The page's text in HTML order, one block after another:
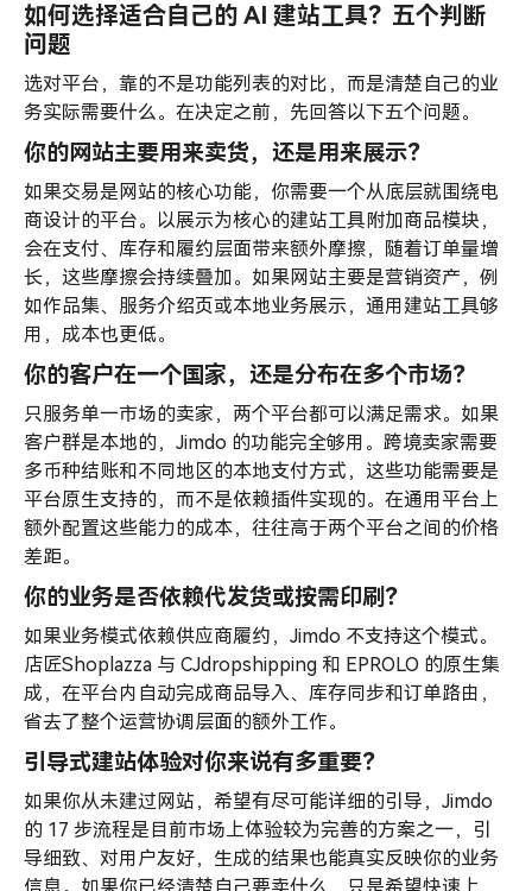
如何选择适合自己的 AI 建站工具？五个判断
问题
选对平台，靠的不是功能列表的对比，而是清楚自己的业
务实际需要什么。在决定之前，先回答以下五个问题。
你的网站主要用来卖货，还是用来展示？
如果交易是网站的核心功能，你需要一个从底层就围绕电
商设计的平台。以展示为核心的建站工具附加商品模块，
会在支付、库存和履约层面带来额外摩擦，随着订单量增
长，这些摩擦会持续叠加。如果网站主要是营销资产，例
如作品集、服务介绍页或本地业务展示，通用建站工具够
用，成本也更低。
你的客户在一个国家，还是分布在多个市场？
只服务单一市场的卖家，两个平台都可以满足需求。如果
客户群是本地的，Jimdo 的功能完全够用。跨境卖家需要
多币种结账和不同地区的本地支付方式，这些功能需要是
平台原生支持的，而不是依赖插件实现的。在通用平台上
额外配置这些能力的成本，往往高于两个平台之间的价格
差距。
你的业务是否依赖代发货或按需印刷？
如果业务模式依赖供应商履约，Jimdo 不支持这个模式。
店匠Shoplazza 与 CJdropshipping 和 EPROLO 的原生集
成，在平台内自动完成商品导入、库存同步和订单路由，
省去了整个运营协调层面的额外工作。
引导式建站体验对你来说有多重要？
如果你从未建过网站，希望有尽可能详细的引导，Jimdo
的 17 步流程是目前市场上体验较为完善的方案之一，引
导细致、对用户友好，生成的结果也能真实反映你的业务